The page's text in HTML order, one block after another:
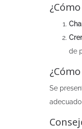
de
Se